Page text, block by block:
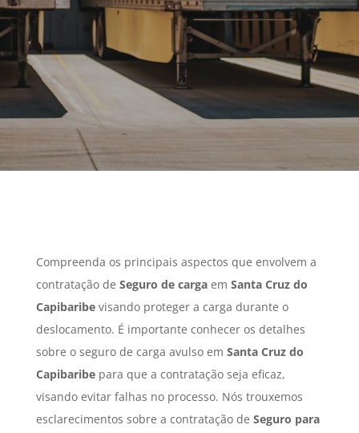
Compreenda os principais aspectos que envolvem a
contratação de Seguro de cargaem Santa Cruz do
Capibaribevisando proteger a carga durante o
deslocamento. É importante conhecer os detalhes
sobre o seguro de carga avulso em Santa Cruz do
Capibaribepara que a contratação seja eficaz,
visando evitar falhas no processo. Nós trouxemos
esclarecimentos sobre a contratação de Seguro para